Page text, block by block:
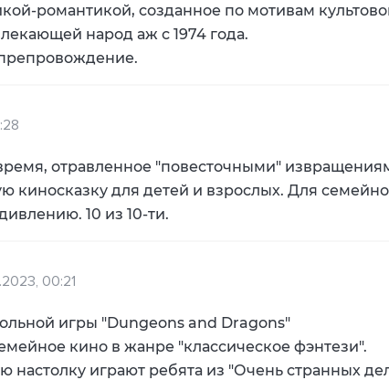
романтикой, созданное по мотивам
народ аж с 1974 года.
отравленное "повесточными"
киносказку для детей и взрослых. Для
10 из 10-ти.
00:21
игры "Dungeons and Dragons"
кино в жанре "классическое фэнтези".
настолку играют ребята из "Очень странных